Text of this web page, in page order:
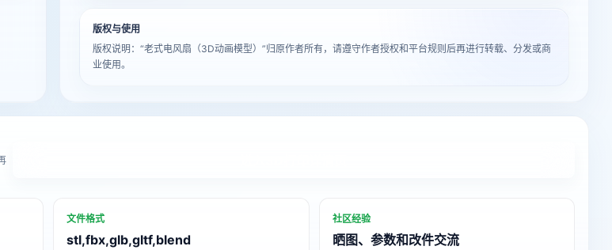
版权与使用
版权说明：“老式电风扇（3D动画模型）”归原作者所有，请遵守作者授权和平台规则后再进行转载、分发或商
业使用。
文件格式
stl,fbx,glb,gltf,blend
社区经验
晒图、参数和改件交流